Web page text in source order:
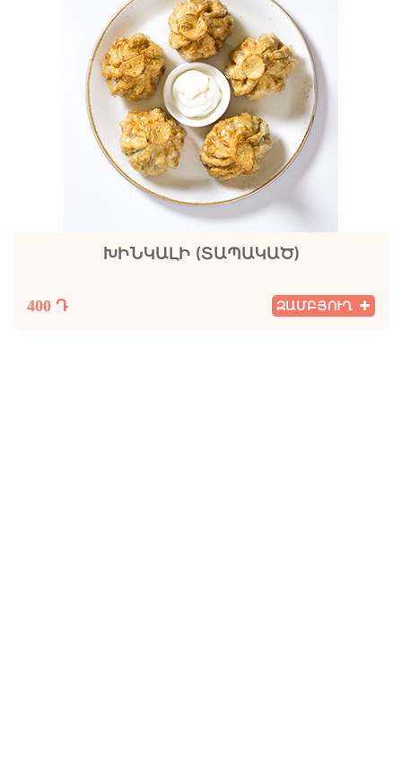
ԽԻՆԿԱԼԻ (ՏԱՊԱԿԱԾ)
400 Դ ԶԱՄԲՅՈՒՂ